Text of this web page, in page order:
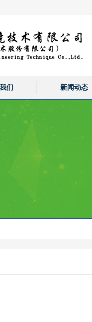
们 新闻动态